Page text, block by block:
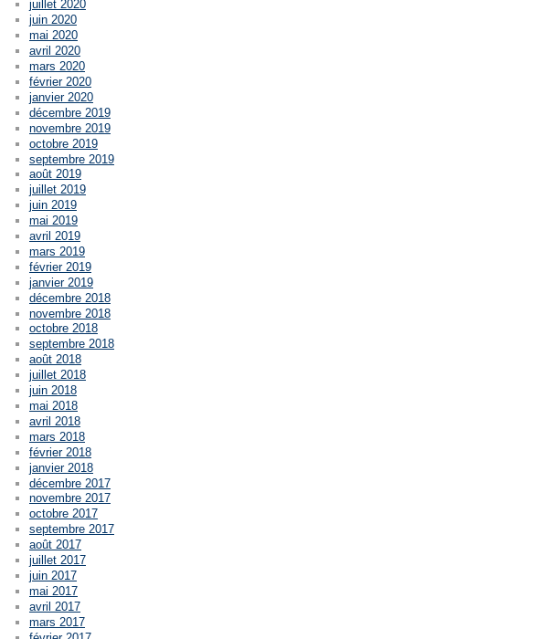
juillet 2020
juin 2020
mai 2020
avril 2020
mars 2020
février 2020
janvier 2020
décembre 2019
novembre 2019
octobre 2019
septembre 2019
août 2019
juillet 2019
juin 2019
mai 2019
avril 2019
mars 2019
février 2019
janvier 2019
décembre 2018
novembre 2018
octobre 2018
septembre 2018
août 2018
juillet 2018
juin 2018
mai 2018
avril 2018
mars 2018
février 2018
janvier 2018
décembre 2017
novembre 2017
octobre 2017
septembre 2017
août 2017
juillet 2017
juin 2017
mai 2017
avril 2017
mars 2017